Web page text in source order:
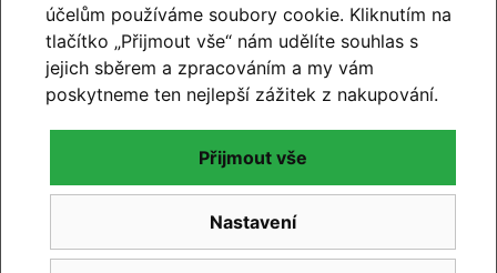
elektrokolvšech kategorií – celoodpružená, se
sníženým rámem, trekkingová, gravel
sportovníchkarbonových kol - silniční, gravel i
horská
edic aprémiových
originálních doplňkůa náhradníchdílůCUBE
servis jízdních kol, elektrokol
poradenství
účelům používáme soubory cookie. Kliknutím na
tlačítko „Přijmout vše“ nám udělíte souhlas s
jejich sběrem a zpracováním a my vám
poskytneme ten nejlepší zážitek z nakupování.
Nastavení
Přijmout vše